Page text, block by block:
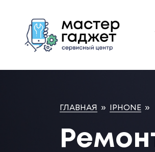
ГЛАВНАЯ » IPHONE »